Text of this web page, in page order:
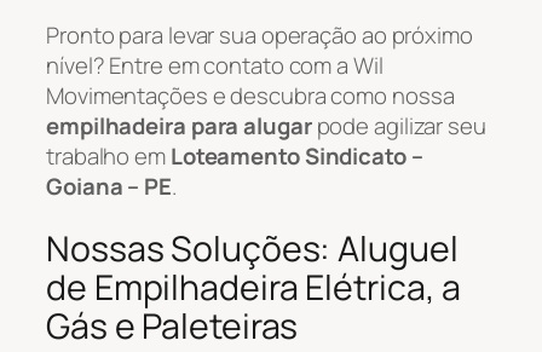
Pronto para levar sua operação ao próximo
nível? Entre em contato com a Wil
Movimentações e descubra como nossa
empilhadeira para alugarpode agilizar seu
trabalho emLoteamento Sindicato –
Goiana – PE.
Nossas Soluções: Aluguel
de Empilhadeira Elétrica, a
Gás e Paleteiras